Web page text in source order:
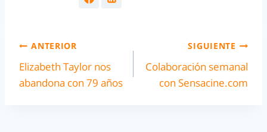
ANTERIOR
Elizabeth Taylor nos
abandona con 79 años
SIGUIENTE
Colaboración semanal
con Sensacine.com